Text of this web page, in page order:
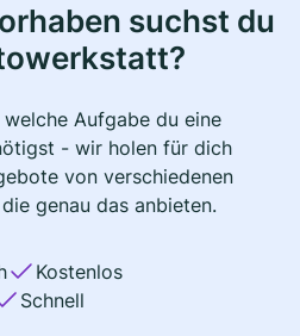
suchst du
Aufgabe du eine
- wir holen für dich
von verschiedenen
genau das anbieten.
Kostenlos
Schnell